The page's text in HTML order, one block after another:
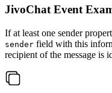
JivoChat Event
If at least one sender
sender field with this
recipient of the message is